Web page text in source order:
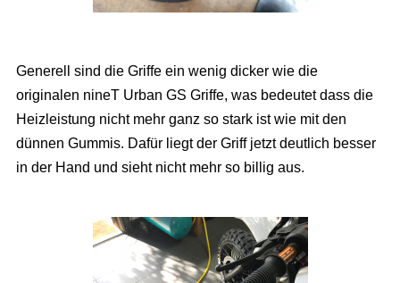
Generell sind die Griffe ein wenig dicker wie die
originalen nineT Urban GS Griffe, was bedeutet dass die
Heizleistung nicht mehr ganz so stark ist wie mit den
dünnen Gummis. Dafür liegt der Griff jetzt deutlich besser
in der Hand und sieht nicht mehr so billig aus.